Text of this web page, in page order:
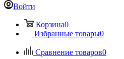
Войти
Корзина0
Избранные товары0
Сравнение товаров0